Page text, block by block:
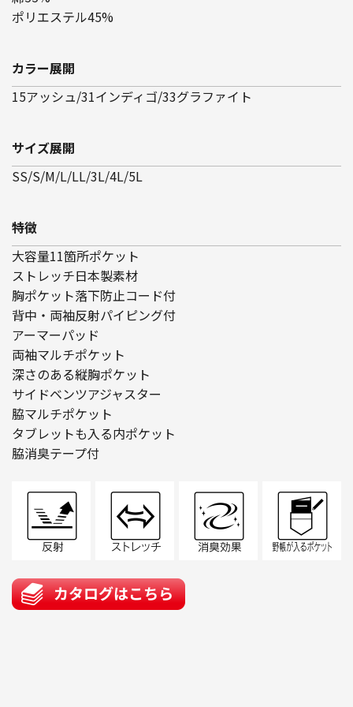
ポリエステル45%
カラー展開
15アッシュ/31インディゴ/33グラファイト
サイズ展開
SS/S/M/L/LL/3L/4L/5L
特徴
大容量11箇所ポケット
ストレッチ日本製素材
胸ポケット落下防止コード付
背中・両袖反射パイピング付
アーマーパッド
両袖マルチポケット
深さのある縦胸ポケット
サイドベンツアジャスター
脇マルチポケット
タブレットも入る内ポケット
脇消臭テープ付